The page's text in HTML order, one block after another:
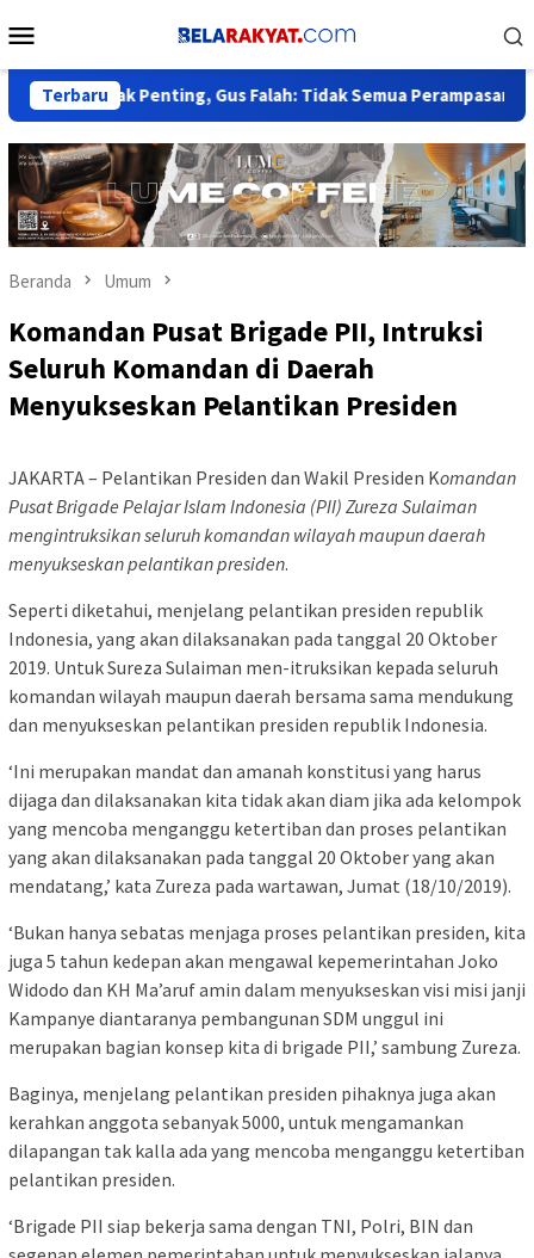
ke
Mobile
Terbaru
Penting, Gus Falah: Tidak Semua Perampasan Harus
Beranda Umum
Komandan Pusat Brigade PII, Intruksi
Seluruh Komandan di Daerah
Menyukseskan Pelantikan Presiden
JAKARTA – Pelantikan Presiden dan Wakil Presiden Komandan
Pusat Brigade Pelajar Islam Indonesia (PII) Zureza Sulaiman
mengintruksikan seluruh komandan wilayah maupun daerah
menyukseskan pelantikan presiden.
Seperti diketahui, menjelang pelantikan presiden republik
Indonesia, yang akan dilaksanakan pada tanggal 20 Oktober
2019. Untuk Sureza Sulaiman men-itruksikan kepada seluruh
komandan wilayah maupun daerah bersama sama mendukung
dan menyukseskan pelantikan presiden republik Indonesia.
‘Ini merupakan mandat dan amanah konstitusi yang harus
dijaga dan dilaksanakan kita tidak akan diam jika ada kelompok
yang mencoba menganggu ketertiban dan proses pelantikan
yang akan dilaksanakan pada tanggal 20 Oktober yang akan
mendatang,’ kata Zureza pada wartawan, Jumat (18/10/2019).
‘Bukan hanya sebatas menjaga proses pelantikan presiden, kita
juga 5 tahun kedepan akan mengawal kepemerintahan Joko
Widodo dan KH Ma’aruf amin dalam menyukseskan visi misi janji
Kampanye diantaranya pembangunan SDM unggul ini
merupakan bagian konsep kita di brigade PII,’ sambung Zureza.
Baginya, menjelang pelantikan presiden pihaknya juga akan
kerahkan anggota sebanyak 5000, untuk mengamankan
dilapangan tak kalla ada yang mencoba menganggu ketertiban
pelantikan presiden.
‘Brigade PII siap bekerja sama dengan TNI, Polri, BIN dan